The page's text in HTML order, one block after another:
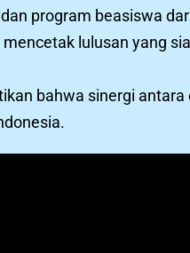
program beasiswa
lulusan yang
bahwa sinergi